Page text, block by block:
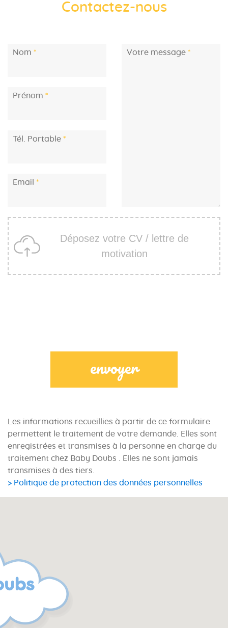
Contactez-nous
Nom
Prénom
Tél. Portable
Email
Votre message
Déposez votre CV / lettre de
motivation
envoyer
Les informations recueillies à partir de ce formulaire
permettent le traitement de votre demande. Elles sont
enregistrées et transmises à la personne en charge du
traitement chez Baby Doubs . Elles ne sont jamais
transmises à des tiers.
> Politique de protection des données personnelles